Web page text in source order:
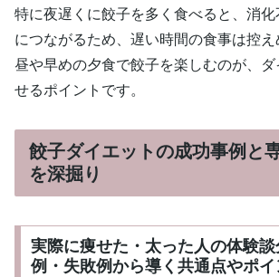
特に夜遅くに餃子を多く食べると、消
につながるため、遅い時間の食事は控え
昼や早めの夕食で餃子を楽しむのが、ダ
せるポイントです。
餃子ダイエットの成功事例と
を深掘り
実際に痩せた・太った人の体験
例・失敗例から導く共通点やポイ